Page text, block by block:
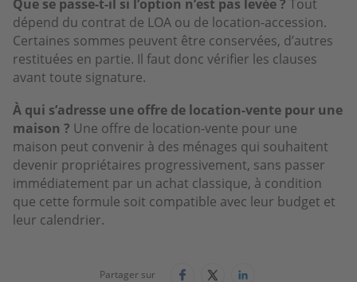
Que se passe-t-il si l’option n’est pas levée ?
Tout
dépend du contrat de LOA ou de location-accession.
Certaines sommes peuvent être conservées, d’autres
restituées en partie. Il faut donc vérifier les clauses
avant toute signature.
À qui s’adresse une offre de location-vente pour une
maison ? Une offre de location-vente pour une
maison peut convenir à des ménages qui souhaitent
devenir propriétaires progressivement, sans passer
immédiatement par un achat classique, à condition
que cette formule soit compatible avec leur budget et
leur calendrier.
Partager sur